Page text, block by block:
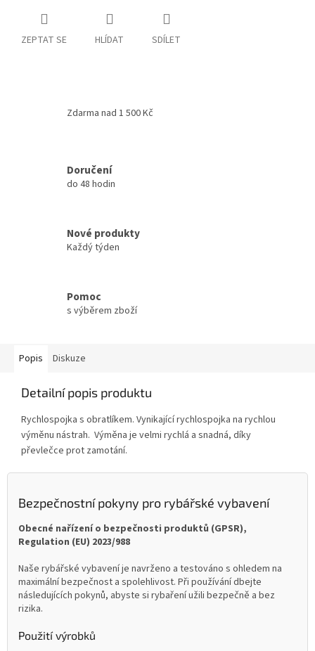
ZEPTAT SE HLÍDAT SDÍLET
Zdarma nad 1 500 Kč
Doručení
do 48 hodin
Nové produkty
Každý týden
Pomoc
s výběrem zboží
Popis Diskuze
Detailní popis produktu
Rychlospojka s obratlíkem. Vynikající rychlospojka na rychlou
výměnu nástrah. Výměna je velmi rychlá a snadná, díky
převlečce prot zamotání.
Bezpečnostní pokyny pro rybářské vybavení
Obecné nařízení o bezpečnosti produktů (GPSR),
Regulation (EU) 2023/988
Naše rybářské vybavení je navrženo a testováno s ohledem na
maximální bezpečnost a spolehlivost. Při používání dbejte
následujících pokynů, abyste si rybaření užili bezpečně a bez
rizika.
Použití výrobků